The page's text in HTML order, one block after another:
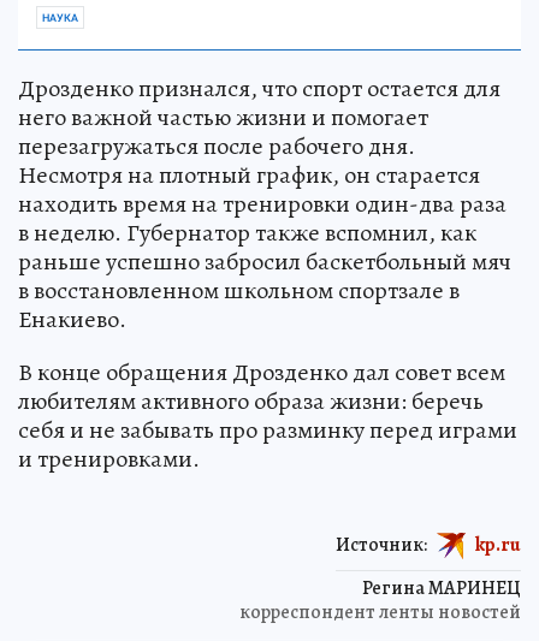
НАУКА
Дрозденко признался, что спорт остается для
него важной частью жизни и помогает
перезагружаться после рабочего дня.
Несмотря на плотный график, он старается
находить время на тренировки один-два раза
в неделю. Губернатор также вспомнил, как
раньше успешно забросил баскетбольный мяч
в восстановленном школьном спортзале в
Енакиево.
В конце обращения Дрозденко дал совет всем
любителям активного образа жизни: беречь
себя и не забывать про разминку перед играми
и тренировками.
Регина МАРИНЕЦ
корреспондент ленты новостей
Источник: kp.ru